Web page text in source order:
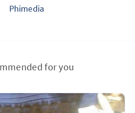
Phimedia
for you